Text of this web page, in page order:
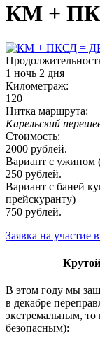
КМ +
1 ночь 2 дня
Километраж:
120
Нитка маршрута:
Карельский
Стоимость:
2000 рублей.
Вариант с ужином
250 рублей.
Вариант с баней
прейскуранту)
750 рублей.
Заявка на участие
В этом году мы
в декабре
экстремальным, то
безопасным):